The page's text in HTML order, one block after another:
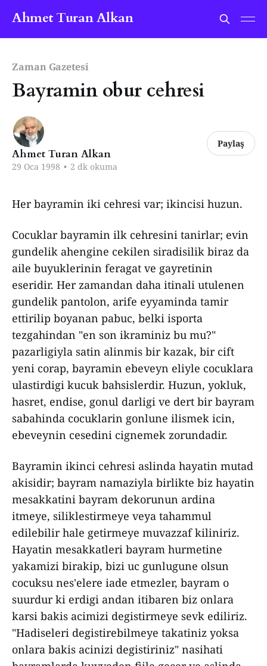
Ahmet Turan Alkan
Zaman Gazetesi
Bayramin obur cehresi
Ahmet Turan Alkan
29 Oca 1998 • 2 dk okuma
Paylaş
Her bayramin iki cehresi var; ikincisi huzun.
Cocuklar bayramin ilk cehresini tanirlar; evin
gundelik ahengine cekilen siradisilik biraz da
aile buyuklerinin feragat ve gayretinin
eseridir. Her zamandan daha itinali utulenen
gundelik pantolon, arife eyyaminda tamir
ettirilip boyanan pabuc, belki isporta
tezgahindan "en son ikraminiz bu mu?"
pazarligiyla satin alinmis bir kazak, bir cift
yeni corap, bayramin ebeveyn eliyle cocuklara
ulastirdigi kucuk bahsislerdir. Huzun, yokluk,
hasret, endise, gonul darligi ve dert bir bayram
sabahinda cocuklarin gonlune ilismek icin,
ebeveynin cesedini cignemek zorundadir.
Bayramin ikinci cehresi aslinda hayatin mutad
akisidir; bayram namaziyla birlikte biz hayatin
mesakkatini bayram dekorunun ardina
itmeye, siliklestirmeye veya tahammul
edilebilir hale getirmeye muvazzaf kiliniriz.
Hayatin mesakkatleri bayram hurmetine
yakamizi birakip, bizi uc gunlugune olsun
cocuksu nes'elere iade etmezler, bayram o
suurdur ki erdigi andan itibaren biz onlara
karsi bakis acimizi degistirmeye sevk ediliriz.
"Hadiseleri degistirebilmeye takatiniz yoksa
onlara bakis acinizi degistiriniz" nasihati